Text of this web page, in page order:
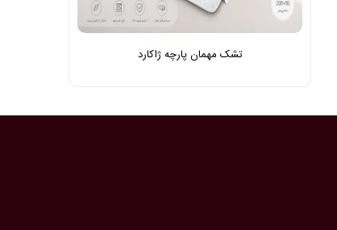
تشک مهمان پارچه ژاکارد